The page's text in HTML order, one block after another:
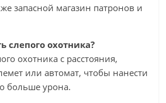
запасной магазин патронов и
слепого охотника?
охотника с расстояния,
или автомат, чтобы нанести
больше урона.